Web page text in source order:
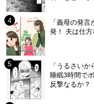
「義母の発
発！ 夫は仕
「うるさい
睡眠3時間で
反撃なるか？